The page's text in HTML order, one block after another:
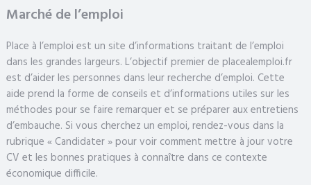
Marché de l’emploi
Place à l’emploi est un site d’informations traitant de l’emploi
dans les grandes largeurs. L’objectif premier de placealemploi.fr
est d’aider les personnes dans leur recherche d’emploi. Cette
aide prend la forme de conseils et d’informations utiles sur les
méthodes pour se faire remarquer et se préparer aux entretiens
d’embauche. Si vous cherchez un emploi, rendez-vous dans la
rubrique « Candidater » pour voir comment mettre à jour votre
CV et les bonnes pratiques à connaître dans ce contexte
économique difficile.